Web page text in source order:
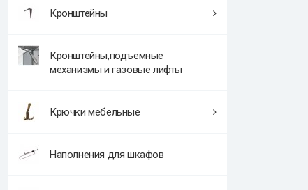
Кронштейны
Кронштейны,подъемные
механизмы и газовые лифты
Крючки мебельные
Наполнения для шкафов